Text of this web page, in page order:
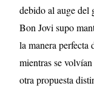
debido al auge del
Bon Jovi supo
la manera perfecta
mientras se
otra propuesta